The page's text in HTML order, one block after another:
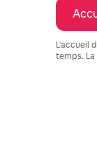
L'accueil
temps.